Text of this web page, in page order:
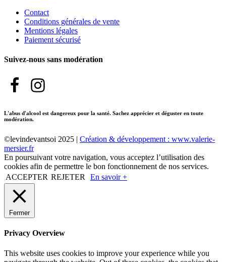
Contact
Conditions générales de vente
Mentions légales
Paiement sécurisé
Suivez-nous sans modération
L'abus d'alcool est dangereux pour la santé. Sachez apprécier et déguster en toute
modération.
©levindevantsoi 2025 | Création & développement : www.valerie-
mersier.fr
En poursuivant votre navigation, vous acceptez l’utilisation des
cookies afin de permettre le bon fonctionnement de nos services.
ACCEPTER REJETER En savoir +
Fermer
Privacy Overview
This website uses cookies to improve your experience while you